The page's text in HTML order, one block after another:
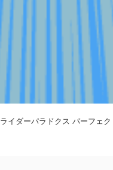
ダーパラドクス パーフェク